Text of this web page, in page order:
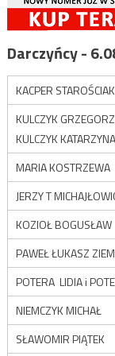
Darczyńcy -
KACPER STAROŚCIAK
KULCZYK
KULCZYK KATARZYNA
MARIA KOSTRZEWA
JERZY T
KOZIOŁ BOGUSŁAW
PAWEŁ ŁUKASZ
POTERA LIDIA i
NIEMCZYK MICHAŁ
SŁAWOMIR PIĄTEK